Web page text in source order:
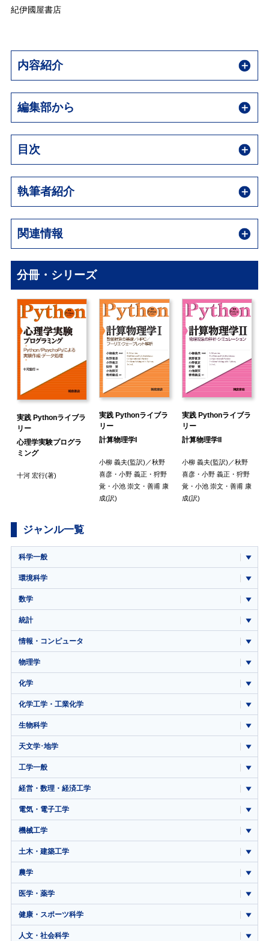
紀伊國屋書店
内容紹介
編集部から
目次
執筆者紹介
関連情報
分冊・シリーズ
実践 Pythonライブラ
リー
心理学実験プログラ
ミング
十河 宏行(著)
実践 Pythonライブラ
リー
計算物理学I
小柳 義夫(監訳)／秋野
喜彦 ・小野 義正 ・狩野
覚 ・小池 崇文 ・善甫 康
成(訳)
実践 Pythonライブラ
リー
計算物理学II
小柳 義夫(監訳)／秋野
喜彦・ 小野 義正 ・ 狩野
覚・ 小池 崇文・ 善甫 康
成(訳)
ジャンル一覧
科学一般
環境科学
数学
統計
情報・コンピュータ
物理学
化学
化学工学・工業化学
生物科学
天文学･地学
工学一般
経営・数理・経済工学
電気・電子工学
機械工学
土木・建築工学
農学
医学・薬学
健康・スポーツ科学
人文・社会科学